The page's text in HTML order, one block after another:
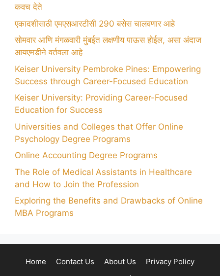
कवच देते
एकादशीसाठी एमएसआरटीसी 290 बसेस चालवणार आहे
सोमवार आणि मंगळवारी मुंबईत लक्षणीय पाऊस होईल, असा अंदाज
आयएमडीने वर्तवला आहे
Keiser University Pembroke Pines: Empowering
Success through Career-Focused Education
Keiser University: Providing Career-Focused
Education for Success
Universities and Colleges that Offer Online
Psychology Degree Programs
Online Accounting Degree Programs
The Role of Medical Assistants in Healthcare
and How to Join the Profession
Exploring the Benefits and Drawbacks of Online
MBA Programs
Home Contact Us About Us
Privacy Policy